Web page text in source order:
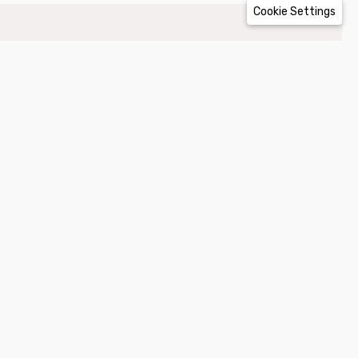
Cookie Settings